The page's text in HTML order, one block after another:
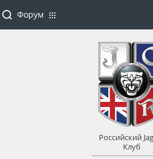
Форум
Российский
Клуб